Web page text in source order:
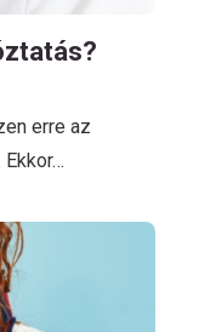
erre az